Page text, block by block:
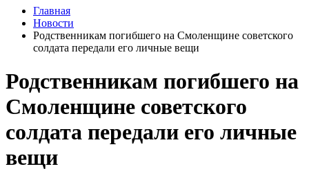
Главная
Новости
Родственникам погибшего на Смоленщине советского
солдата передали его личные вещи
Родственникам погибшего на
Смоленщине советского
солдата передали его личные
вещи